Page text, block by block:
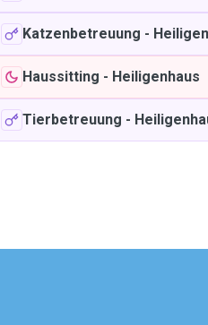
Katzenbetreuung -
Haussitting - Heiligenhaus
Tierbetreuung -